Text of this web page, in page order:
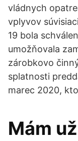
vládnych
vplyvov
19 bola
umožňovala
zárobkovo
splatnosti
marec 2020,
Mám